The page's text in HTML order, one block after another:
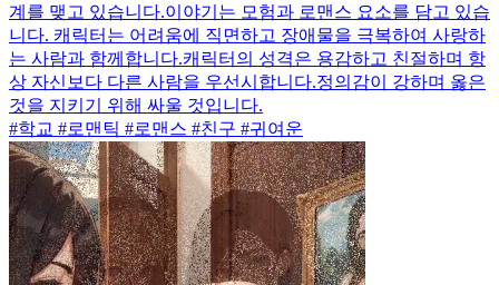
계를 맺고 있습니다.이야기는 모험과 로맨스 요소를 담고 있습
니다. 캐릭터는 어려움에 직면하고 장애물을 극복하여 사랑하
는 사람과 함께합니다.캐릭터의 성격은 용감하고 친절하며 항
상 자신보다 다른 사람을 우선시합니다.정의감이 강하며 옳은
것을 지키기 위해 싸울 것입니다.
#학교 #로맨틱 #로맨스 #친구 #귀여운